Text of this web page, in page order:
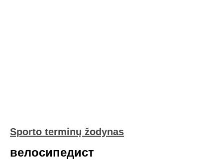
Sporto terminų žodynas
велосипедист